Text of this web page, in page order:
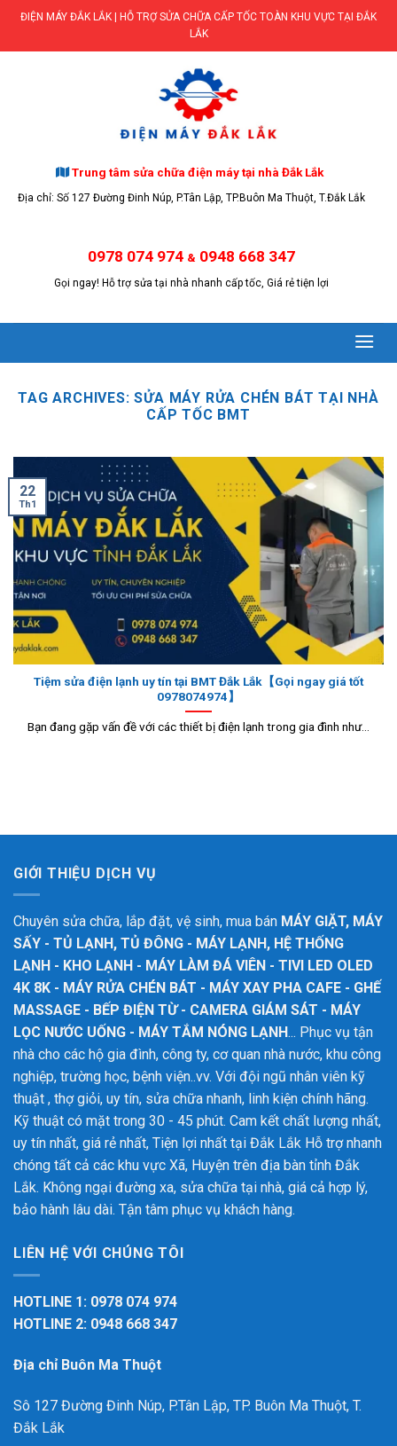
Skip
content
ĐIỆN MÁY ĐẮK LẮK | HỖ TRỢ SỬA CHỮA CẤP TỐC TOÀN KHU VỰC TẠI ĐẮK
LẮK
Trung tâm sửa chữa điện máy tại nhà Đắk Lắk
Địa chỉ: Số 127 Đường Đinh Núp, P.Tân Lập, TP.Buôn Ma Thuột, T.Đắk Lắk
0978 074 974 & 0948 668 347
Gọi ngay! Hỗ trợ sửa tại nhà nhanh cấp tốc, Giá rẻ tiện lợi
TAG ARCHIVES:SỬA MÁY RỬA CHÉN BÁT TẠI NHÀ
CẤP TỐC BMT
Tiệm sửa điện lạnh uy tín tại BMT Đắk Lắk【Gọi ngay giá tốt
0978074974】
Bạn đang gặp vấn đề với các thiết bị điện lạnh trong gia đình như...
22
Th1
GIỚI THIỆU DỊCH VỤ
Chuyên sửa chữa, lắp đặt, vệ sinh, mua bán MÁY GIẶT, MÁY
SẤY - TỦ LẠNH, TỦ ĐÔNG - MÁY LẠNH, HỆ THỐNG
LẠNH - KHO LẠNH - MÁY LÀM ĐÁ VIÊN - TIVI LED OLED
4K 8K - MÁY RỬA CHÉN BÁT - MÁY XAY PHA CAFE - GHẾ
MASSAGE - BẾP ĐIỆN TỪ - CAMERA GIÁM SÁT - MÁY
LỌC NƯỚC UỐNG - MÁY TẮM NÓNG LẠNH... Phục vụ tận
nhà cho các hộ gia đình, công ty, cơ quan nhà nước, khu công
nghiệp, trường học, bệnh viện..vv. Với đội ngũ nhân viên kỹ
thuật , thợ giỏi, uy tín, sửa chữa nhanh, linh kiện chính hãng.
Kỹ thuật có mặt trong 30 - 45 phút. Cam kết chất lượng nhất,
uy tín nhất, giá rẻ nhất, Tiện lợi nhất tại Đắk Lắk Hỗ trợ nhanh
chóng tất cả các khu vực Xã, Huyện trên địa bàn tỉnh Đắk
Lắk. Không ngại đường xa, sửa chữa tại nhà, giá cả hợp lý,
bảo hành lâu dài. Tận tâm phục vụ khách hàng.
LIÊN HỆ VỚI CHÚNG TÔI
HOTLINE 1: 0978 074 974
HOTLINE 2: 0948 668 347
Địa chỉ Buôn Ma Thuột
Sô 127 Đường Đinh Núp, P.Tân Lập, TP. Buôn Ma Thuột, T.
Đắk Lắk